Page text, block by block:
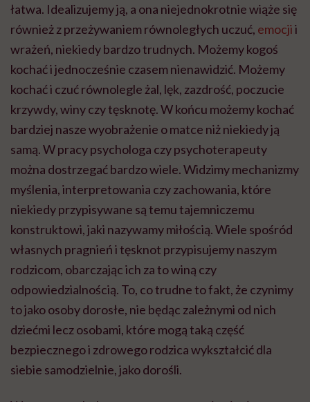
łatwa. Idealizujemy ją, a ona niejednokrotnie wiąże się
również z przeżywaniem równoległych uczuć, emocjii
wrażeń, niekiedy bardzo trudnych. Możemy kogoś
kochać i jednocześnie czasem nienawidzić. Możemy
kochać i czuć równolegle żal, lęk, zazdrość, poczucie
krzywdy, winy czy tęsknotę. W końcu możemy kochać
bardziej nasze wyobrażenie o matce niż niekiedy ją
samą. W pracy psychologa czy psychoterapeuty
można dostrzegać bardzo wiele. Widzimy mechanizmy
myślenia, interpretowania czy zachowania, które
niekiedy przypisywane są temu tajemniczemu
konstruktowi, jaki nazywamy miłością. Wiele spośród
własnych pragnień i tęsknot przypisujemy naszym
rodzicom, obarczając ich za to winą czy
odpowiedzialnością. To, co trudne to fakt, że czynimy
to jako osoby dorosłe, nie będąc zależnymi od nich
dziećmi lecz osobami, które mogą taką część
bezpiecznego i zdrowego rodzica wykształcić dla
siebie samodzielnie, jako dorośli.